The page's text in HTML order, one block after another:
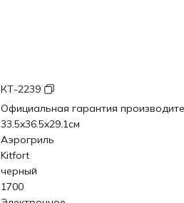
КТ-2239
Официальная гарантия
33.5x36.5x29.1см
Аэрогриль
Kitfort
черный
1700